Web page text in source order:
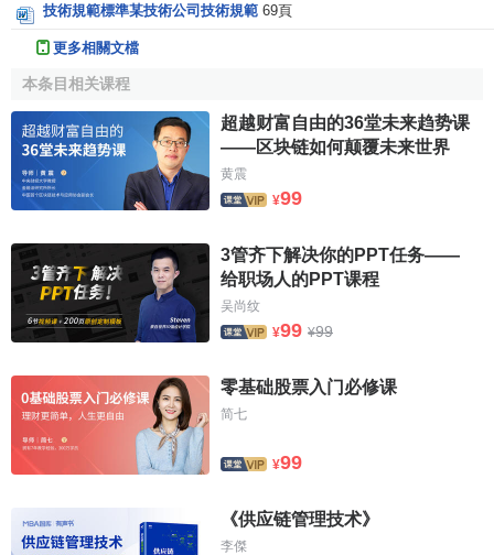
技術規範標準某技術公司技術規範 69頁
更多相關文檔
本条目相关课程
超越财富自由的36堂未来趋势课
——区块链如何颠覆未来世界
黄震
¥99
3管齐下解决你的PPT任务——
给职场人的PPT课程
吴尚纹
¥99 ¥99
零基础股票入门必修课
简七
¥99
《供应链管理技术》
李傑